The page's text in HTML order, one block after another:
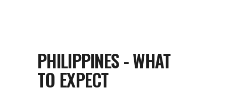
PHILIPPINES - WHAT
TO EXPECT